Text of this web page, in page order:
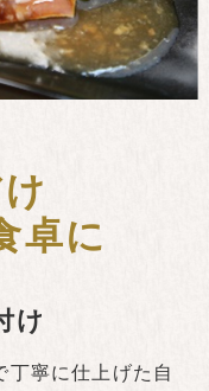
卓に
け
丁寧に仕上げた自